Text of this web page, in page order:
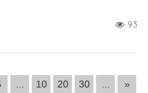
93
10 20 30 »